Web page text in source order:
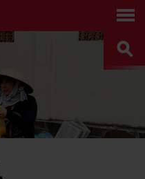
Turné, show og workshop
ENGLISH